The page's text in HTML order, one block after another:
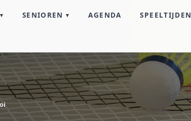
SENIOREN AGENDA SPEELTIJDEN